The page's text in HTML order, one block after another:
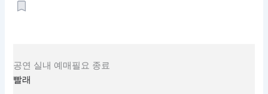
공연 실내 예매필요 종료
빨래